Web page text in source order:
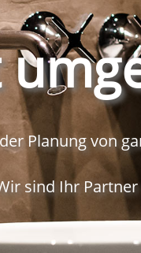
Planung von
sind Ihr